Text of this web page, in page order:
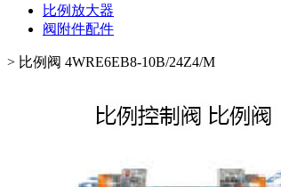
比例放大器
阀附件配件
> 比例阀 4WRE6EB8-10B/24Z4/M